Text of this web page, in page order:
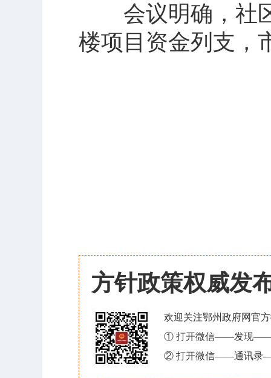
会议明确，社区
楼项目资金列支，
方针政策权威发
欢迎关注鄂州政府网官
① 打开微信——发现——
② 打开微信——通讯录